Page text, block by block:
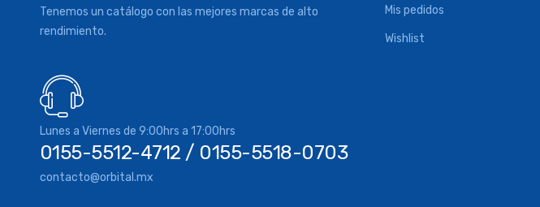
Tenemos un catálogo con las mejores marcas de alto
rendimiento.
Lunes a Viernes de 9:00hrs a 17:00hrs
0155-5512-4712 / 0155-5518-0703
contacto@orbital.mx
Mis pedidos
Wishlist